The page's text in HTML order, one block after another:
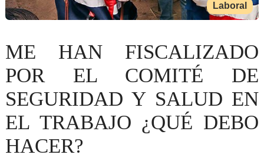
Laboral
ME HAN FISCALIZADO
POR EL COMITÉ DE
SEGURIDAD Y SALUD EN
EL TRABAJO ¿QUÉ DEBO
HACER?